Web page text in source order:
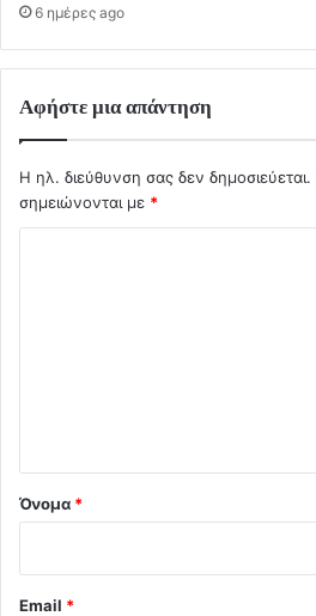
6 ημέρες ago
Αφήστε μια απάντηση
Η ηλ. διεύθυνση σας δεν δημοσιεύεται.
σημειώνονται με *
Όνομα *
Email *